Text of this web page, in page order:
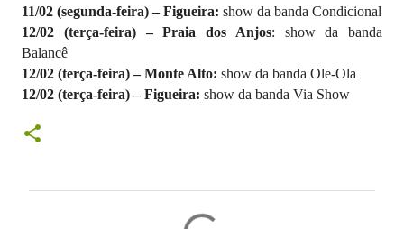
11/02 (segunda-feira) – Figueira: show da banda Condicional
12/02 (terça-feira) – Praia dos Anjos: show da banda
Balancê
12/02 (terça-feira) – Monte Alto: show da banda Ole-Ola
12/02 (terça-feira) – Figueira: show da banda Via Show